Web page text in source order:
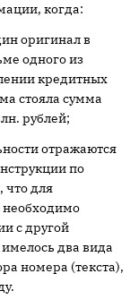
когда:
оригинал в
одного из
кредитных
стояла сумма
рублей;
отражаются
по
что для
с другой
два вида
номера (текста),